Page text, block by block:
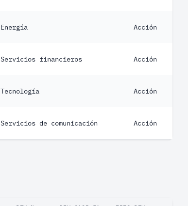
Energía Acción
Servicios financieros Acción
Tecnología Acción
Servicios de comunicación Acción